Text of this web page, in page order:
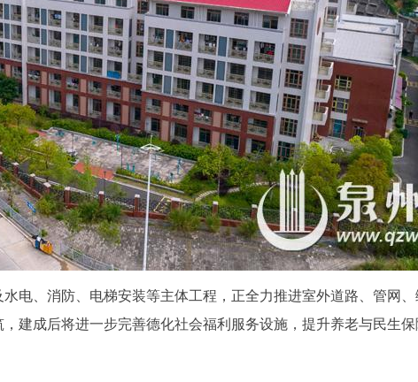
电、消防、电梯安装等主体工程，正全力推进室外道路、管网、
建成后将进一步完善德化社会福利服务设施，提升养老与民生